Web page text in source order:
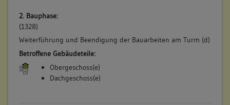
2. Bauphase:
(1328)
Weiterführung und Beendigung der Bauarbeiten am Turm (d)
Betroffene Gebäudeteile:
Obergeschoss(e)
Dachgeschoss(e)